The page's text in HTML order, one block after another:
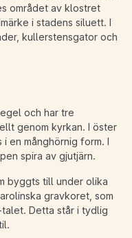
området av klostret
i stadens siluett. I
kullerstensgator och
och har tre
genom kyrkan. I öster
en månghörnig form. I
spira av gjutjärn.
byggts till under olika
gravkoret, som
Detta står i tydlig